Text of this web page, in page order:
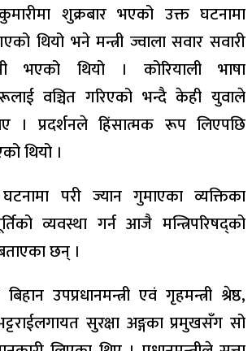
शुक्रबार भएको उक्त घटनामा
थियो भने मन्त्री ज्वाला सवार सवारी
भएको थियो । कोरियाली भाषा
वञ्चित गरिएको भन्दै केही युवाले
। प्रदर्शनले हिंसात्मक रूपलिएपछि
थियो ।
घटनामा परी ज्यान गुमाएका व्यक्तिका
व्यवस्था गर्न आजै मन्त्रिपरिषद्को
छन् ।
उपप्रधानमन्त्री एवं गृहमन्त्री श्रेष्ठ,
सुरक्षा अङ्गका प्रमुखसँग सो